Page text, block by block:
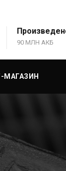
90 МЛН АКБ
МАГАЗИН